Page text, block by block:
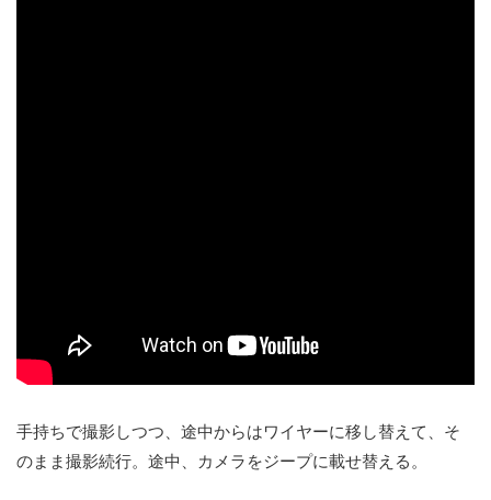
手持ちで撮影しつつ、途中からはワイヤーに移し替えて、そ
のまま撮影続行。途中、カメラをジープに載せ替える。